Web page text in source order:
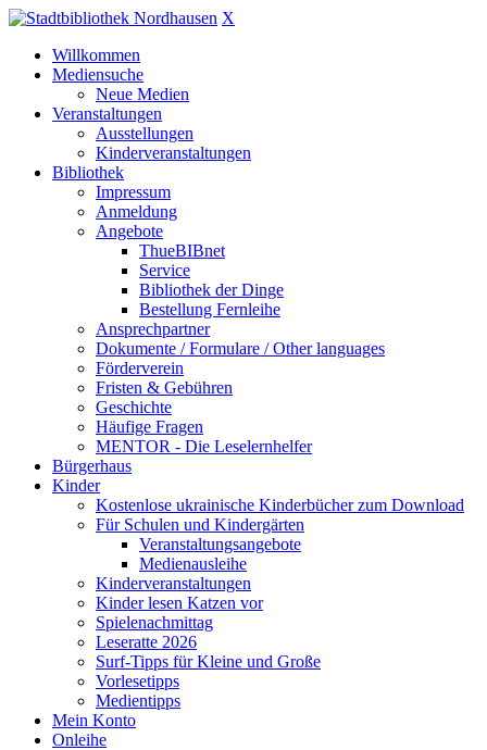
X
Willkommen
Mediensuche
Neue Medien
Veranstaltungen
Ausstellungen
Kinderveranstaltungen
Bibliothek
Impressum
Anmeldung
Angebote
ThueBIBnet
Service
Bibliothek der Dinge
Bestellung Fernleihe
Ansprechpartner
Dokumente / Formulare / Other languages
Förderverein
Fristen & Gebühren
Geschichte
Häufige Fragen
MENTOR - Die Leselernhelfer
Bürgerhaus
Kinder
Kostenlose ukrainische Kinderbücher zum Download
Für Schulen und Kindergärten
Veranstaltungsangebote
Medienausleihe
Kinderveranstaltungen
Kinder lesen Katzen vor
Spielenachmittag
Leseratte 2026
Surf-Tipps für Kleine und Große
Vorlesetipps
Medientipps
Mein Konto
Onleihe